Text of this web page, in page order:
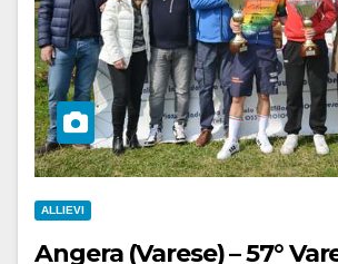
ALLIEVI
Angera (Varese) – 57°